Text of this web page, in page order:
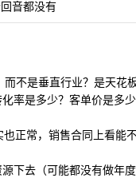
音都没有
不是垂直行业？是天花
率是多少？客单价是多
正常，销售合同上看能
下去（可能都没有做年